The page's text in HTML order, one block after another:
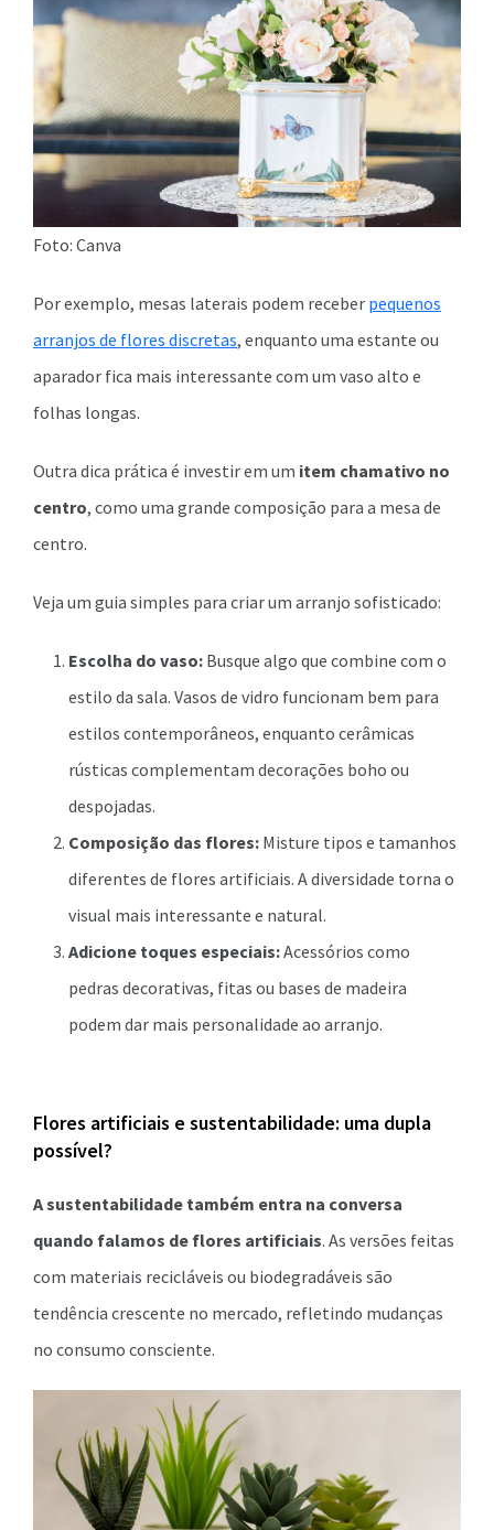
Foto: Canva
Por exemplo, mesas laterais podem receber pequenos
arranjos de flores discretas, enquanto uma estante ou
aparador fica mais interessante com um vaso alto e
folhas longas.
Outra dica prática é investir em um item chamativo no
centro, como uma grande composição para a mesa de
centro.
Veja um guia simples para criar um arranjo sofisticado:
Escolha do vaso: Busque algo que combine com o
estilo da sala. Vasos de vidro funcionam bem para
estilos contemporâneos, enquanto cerâmicas
rústicas complementam decorações boho ou
despojadas.
Composição das flores: Misture tipos e tamanhos
diferentes de flores artificiais. A diversidade torna o
visual mais interessante e natural.
Adicione toques especiais:Acessórios como
pedras decorativas, fitas ou bases de madeira
podem dar mais personalidade ao arranjo.
Flores artificiais e sustentabilidade: uma dupla
possível?
A sustentabilidade também entra na conversa
quando falamos de flores artificiais. As versões feitas
com materiais recicláveis ou biodegradáveis são
tendência crescente no mercado, refletindo mudanças
no consumo consciente.